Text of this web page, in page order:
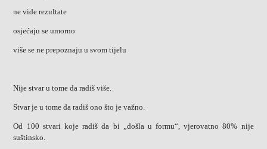
ne vide rezultate
osjećaju se umorno
više se ne prepoznaju u svom tijelu
Nije stvar u tome da radiš više.
Stvar je u tome da radiš ono što je važno.
Od 100 stvari koje radiš da bi „došla u formu“, vjerovatno 80% nije
suštinsko.